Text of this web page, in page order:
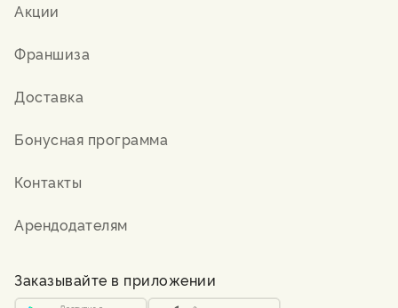
Акции
Франшиза
Доставка
Бонусная программа
Контакты
Арендодателям
Заказывайте в приложении